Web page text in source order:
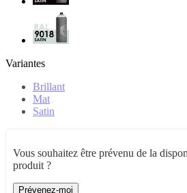
Variantes
Brillant
Mat
Satin
Vous souhaitez être prévenu de la
produit ?
Prévenez-moi